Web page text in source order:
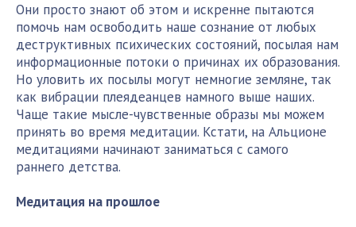
Они просто знают об этом и искренне пытаются
помочь нам освободить наше сознание от любых
деструктивных психических состояний, посылая нам
информационные потоки о причинах их образования.
Но уловить их посылы могут немногие земляне, так
как вибрации плеядеанцев намного выше наших.
Чаще такие мысле-чувственные образы мы можем
принять во время медитации. Кстати, на Альционе
медитациями начинают заниматься с самого
раннего детства.
Медитация на прошлое